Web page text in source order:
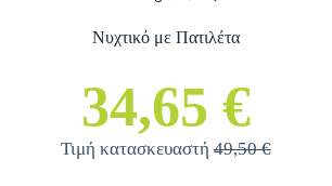
Νυχτικό με Πατιλέτα
34,65 €
Τιμή κατασκευαστή49,50 €